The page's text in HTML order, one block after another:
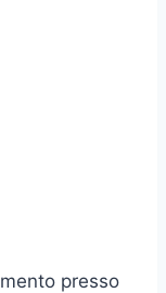
presso